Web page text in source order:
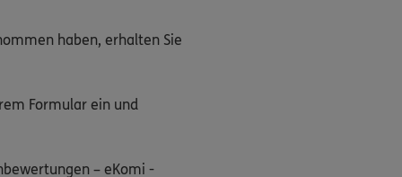
haben, erhalten Sie
Formular ein und
– eKomi -